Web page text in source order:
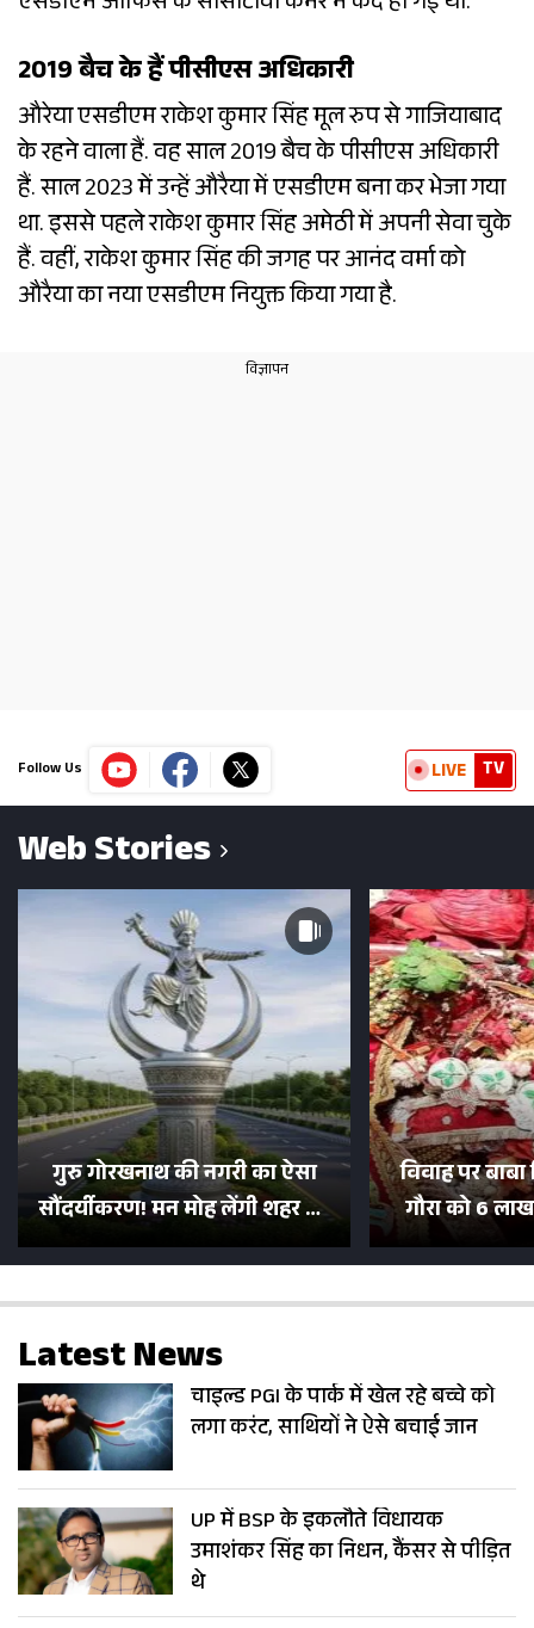
2019 बैच के हैं पीसीएस अधिकारी
औरेया एसडीएम राकेश कुमार सिंह मूल रुप से गाजियाबाद
के रहने वाला हैं. वह साल 2019 बैच के पीसीएस अधिकारी
हैं. साल 2023 में उन्हें औरैया में एसडीएम बना कर भेजा गया
था. इससे पहले राकेश कुमार सिंह अमेठी में अपनी सेवा चुके
हैं. वहीं, राकेश कुमार सिंह की जगह पर आनंद वर्मा को
औरैया का नया एसडीएम नियुक्त किया गया है.
Follow Us LIVE TV
Web Stories
गुरु गोरखनाथ की नगरी का ऐसा
सौंदर्यीकरण! मन मोह लेंगी शहर की
सड़कें; देखें Photos
विवाह पर
गौरा को 6
500 भक्तों
Latest News
चाइल्ड PGI के पार्क में खेल रहे बच्चे को
लगा करंट, साथियों ने ऐसे बचाई जान
UP में BSP के इकलौते विधायक
उमाशंकर सिंह का निधन, कैंसर से पीड़ित
थे